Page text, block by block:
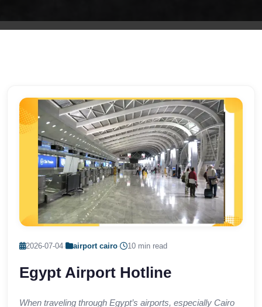
2026-07-04· airport cairo· 10 min read
Egypt Airport Hotline
When traveling through Egypt’s airports, especially Cairo